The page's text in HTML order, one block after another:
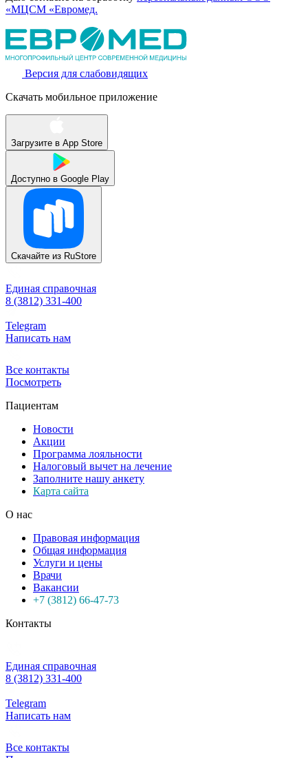
«МЦСМ «Евромед.
Версия для слабовидящих
Скачать мобильное приложение
Загрузите в App Store
Доступно в Google Play
Скачайте из RuStore
Единая справочная
8 (3812) 331-400
Telegram
Написать нам
Все контакты
Посмотреть
Пациентам
Новости
Акции
Программа лояльности
Налоговый вычет на лечение
Заполните нашу анкету
Карта сайта
О нас
Правовая информация
Общая информация
Услуги и цены
Врачи
Вакансии
+7 (3812) 66-47-73
Контакты
Единая справочная
8 (3812) 331-400
Telegram
Написать нам
Все контакты